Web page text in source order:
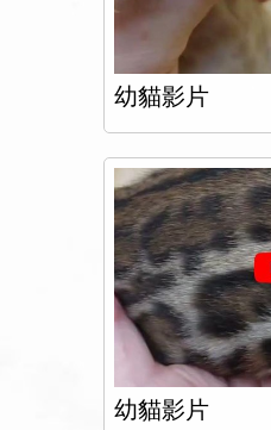
幼貓影片
幼貓影片